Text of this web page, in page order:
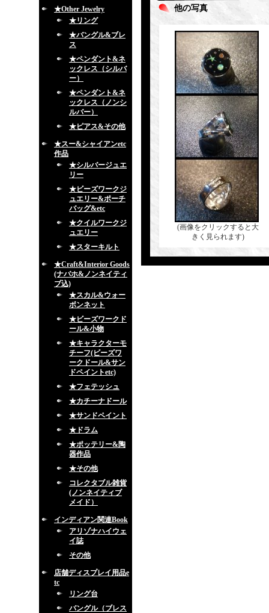
★Other Jewelry
★リング
★バングル&ブレ
ス
★ペンダント&ネ
ックレス（シルバ
ー）
★ペンダント&ネ
ックレス（ノンシ
ルバー）
★ピアス&その他
★スー&シャイアンetc
作品
★シルバージュエ
リー
★ビーズワークジ
ュエリー&ポーチ
バッグ&etc
★クイルワークジ
ュエリー
★スターキルト
★Craft&Interior Goods
(ナバホ&ノンネイティ
ブ込)
★スカル&ウォー
ボンネット
★ビーズワークド
ール&小物
★キャラクターモ
チーフ(ビーズワ
ークドール&サン
ドペイントetc)
★フェテッシュ
★カチーナドール
★サンドペイント
★ドラム
★ポッテリー&陶
器作品
★その他
コレクタブル雑貨
(ノンネイティブ
メイド）
インディアン関連Book
アリゾナハイウェ
イ誌
その他
店舗ディスプレイ用品e
tc
リング台
バングル（ブレス
他の写真
(画像をクリックすると大
きく見られます)